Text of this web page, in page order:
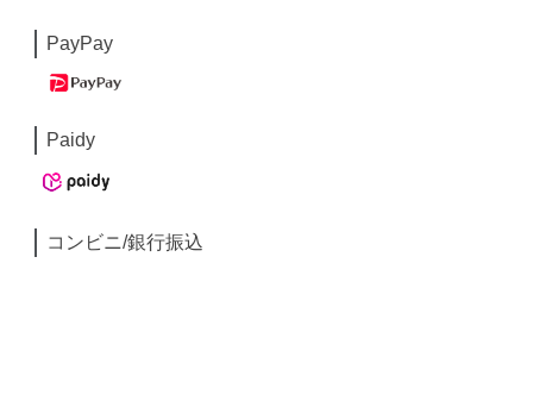
PayPay
Paidy
コンビニ/銀行振込